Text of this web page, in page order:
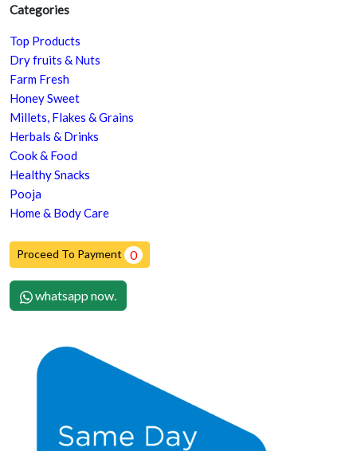
Categories
Top Products
Dry fruits & Nuts
Farm Fresh
Honey Sweet
Millets, Flakes & Grains
Herbals & Drinks
Cook & Food
Healthy Snacks
Pooja
Home & Body Care
Proceed To Payment 0
whatsapp now.